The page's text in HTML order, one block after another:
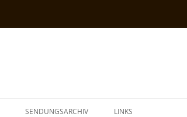
SENDUNGSARCHIV LINKS